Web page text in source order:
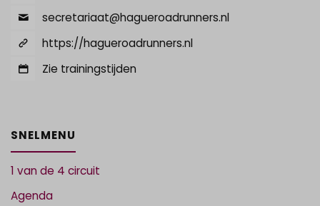
secretariaat@hagueroadrunners.nl
https://hagueroadrunners.nl
Zie trainingstijden
SNELMENU
1 van de 4 circuit
Agenda